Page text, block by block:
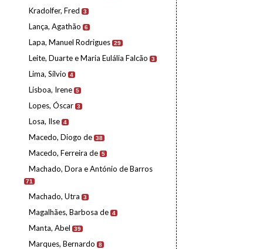
Kradolfer, Fred 3
Lança, Agathão 6
Lapa, Manuel Rodrigues 29
Leite, Duarte e Maria Eulália Falcão 3
Lima, Sílvio 4
Lisboa, Irene 5
Lopes, Óscar 3
Losa, Ilse 4
Macedo, Diogo de 38
Macedo, Ferreira de 5
Machado, Dora e António de Barros
71
Machado, Utra 3
Magalhães, Barbosa de 4
Manta, Abel 39
Marques, Bernardo 8